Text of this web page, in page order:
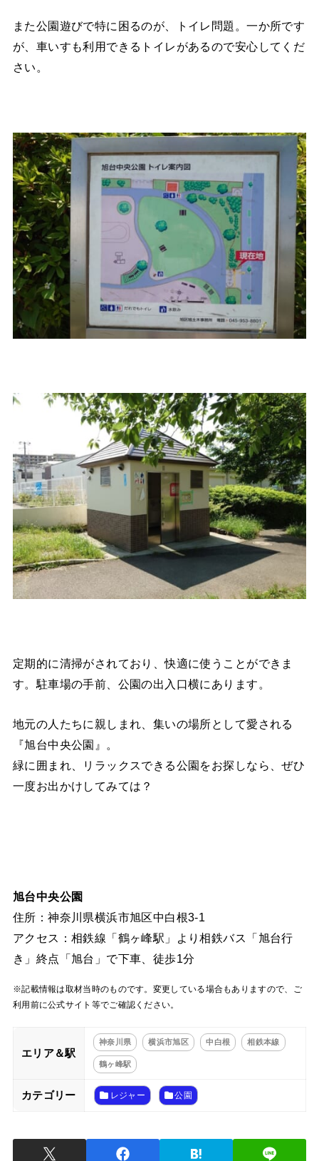
また公園遊びで特に困るのが、トイレ問題。一か所です
が、車いすも利用できるトイレがあるので安心してくだ
さい。
定期的に清掃がされており、快適に使うことができま
す。駐車場の手前、公園の出入口横にあります。
地元の人たちに親しまれ、集いの場所として愛される
『旭台中央公園』。
緑に囲まれ、リラックスできる公園をお探しなら、ぜひ
一度お出かけしてみては？
旭台中央公園
住所：神奈川県横浜市旭区中白根3-1
アクセス：相鉄線「鶴ヶ峰駅」より相鉄バス「旭台行
き」終点「旭台」で下車、徒歩1分
※記載情報は取材当時のものです。変更している場合もありますので、ご
利用前に公式サイト等でご確認ください。
エリア＆駅
神奈川県 横浜市旭区 中白根 相鉄本線
鶴ヶ峰駅
カテゴリー レジャー 公園